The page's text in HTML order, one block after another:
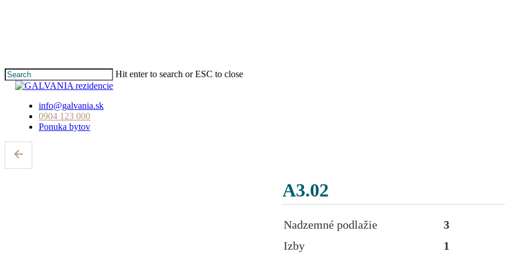
Hit enter to search or ESC to close
Close
info@galvania.sk
0904 123 000
Ponuka bytov
A3.02
Nadzemné podlažie
3
Izby
1